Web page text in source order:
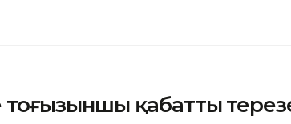
қабаттың